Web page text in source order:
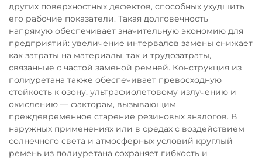
других поверхностных дефектов, способных ухудшить
его рабочие показатели. Такая долговечность
напрямую обеспечивает значительную экономию для
предприятий: увеличение интервалов замены снижает
как затраты на материалы, так и трудозатраты,
связанные с частой заменой ремней. Конструкция из
полиуретана также обеспечивает превосходную
стойкость к озону, ультрафиолетовому излучению и
окислению — факторам, вызывающим
преждевременное старение резиновых аналогов. В
наружных применениях или в средах с воздействием
солнечного света и атмосферных условий круглый
ремень из полиуретана сохраняет гибкость и